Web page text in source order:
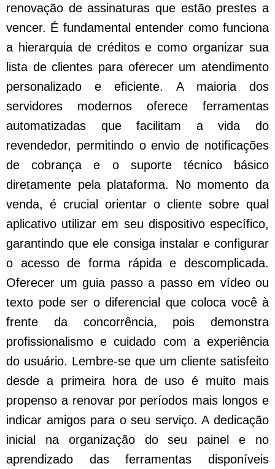
renovação de assinaturas que estão prestes a
vencer. É fundamental entender como funciona
a hierarquia de créditos e como organizar sua
lista de clientes para oferecer um atendimento
personalizado e eficiente. A maioria dos
servidores modernos oferece ferramentas
automatizadas que facilitam a vida do
revendedor, permitindo o envio de notificações
de cobrança e o suporte técnico básico
diretamente pela plataforma. No momento da
venda, é crucial orientar o cliente sobre qual
aplicativo utilizar em seu dispositivo específico,
garantindo que ele consiga instalar e configurar
o acesso de forma rápida e descomplicada.
Oferecer um guia passo a passo em vídeo ou
texto pode ser o diferencial que coloca você à
frente da concorrência, pois demonstra
profissionalismo e cuidado com a experiência
do usuário. Lembre-se que um cliente satisfeito
desde a primeira hora de uso é muito mais
propenso a renovar por períodos mais longos e
indicar amigos para o seu serviço. A dedicação
inicial na organização do seu painel e no
aprendizado das ferramentas disponíveis